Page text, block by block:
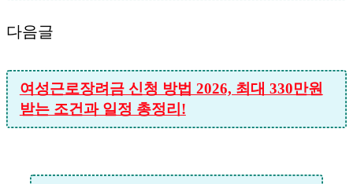
다음글
여성근로장려금 신청 방법 2026, 최대 330만원
받는 조건과 일정 총정리!